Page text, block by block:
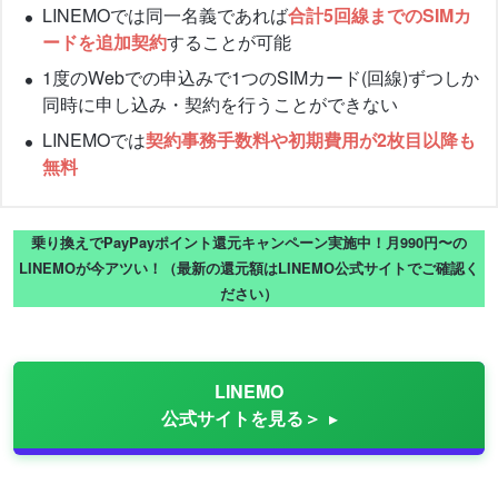
LINEMOでは同一名義であれば合計5回線までのSIMカ
ードを追加契約することが可能
1度のWebでの申込みで1つのSIMカード(回線)ずつしか
同時に申し込み・契約を行うことができない
LINEMOでは契約事務手数料や初期費用が2枚目以降も
無料
乗り換えでPayPayポイント還元キャンペーン実施中！月990円〜の
LINEMOが今アツい！（最新の還元額はLINEMO公式サイトでご確認く
ださい）
LINEMO
公式サイトを見る＞